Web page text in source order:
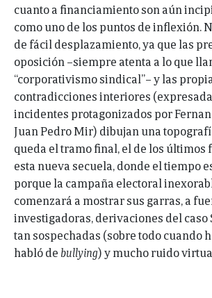
cuanto a financiamiento son aún
como uno de los puntos de inflexión.
de fácil desplazamiento, ya que las
oposición –siempre atenta a lo que
“corporativismo sindical”– y las
contradicciones interiores
incidentes protagonizados por
Juan Pedro Mir) dibujan una
queda el tramo final, el de los últimos
esta nueva secuela, donde el tiempo
porque la campaña electoral
comenzará a mostrar sus garras, a
investigadoras, derivaciones del caso
tan sospechadas (sobre todo cuando
habló de bullying) y mucho ruido